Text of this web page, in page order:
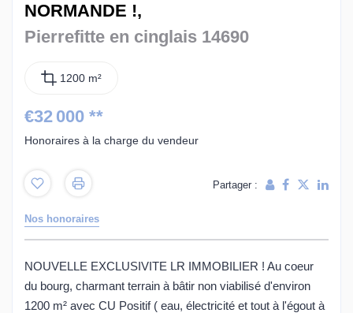
NORMANDE !,
Pierrefitte en cinglais 14690
1200 m²
€32 000 **
Honoraires à la charge du vendeur
Partager :
Nos honoraires
NOUVELLE EXCLUSIVITE LR IMMOBILIER ! Au coeur
du bourg, charmant terrain à bâtir non viabilisé d'environ
1200 m² avec CU Positif ( eau, électricité et tout à l'égout à